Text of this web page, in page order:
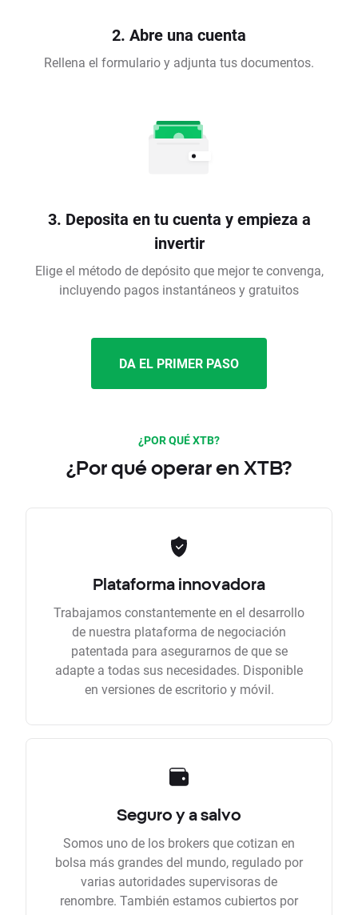
2. Abre una cuenta
Rellena el formulario y adjunta tus documentos.
3. Deposita en tu cuenta y empieza a
invertir
Elige el método de depósito que mejor te convenga,
incluyendo pagos instantáneos y gratuitos
DA EL PRIMER PASO
¿POR QUÉ XTB?
¿Por qué operar en XTB?
Plataforma innovadora
Trabajamos constantemente en el desarrollo
de nuestra plataforma de negociación
patentada para asegurarnos de que se
adapte a todas sus necesidades. Disponible
en versiones de escritorio y móvil.
Seguro y a salvo
Somos uno de los brokers que cotizan en
bolsa más grandes del mundo, regulado por
varias autoridades supervisoras de
renombre. También estamos cubiertos por